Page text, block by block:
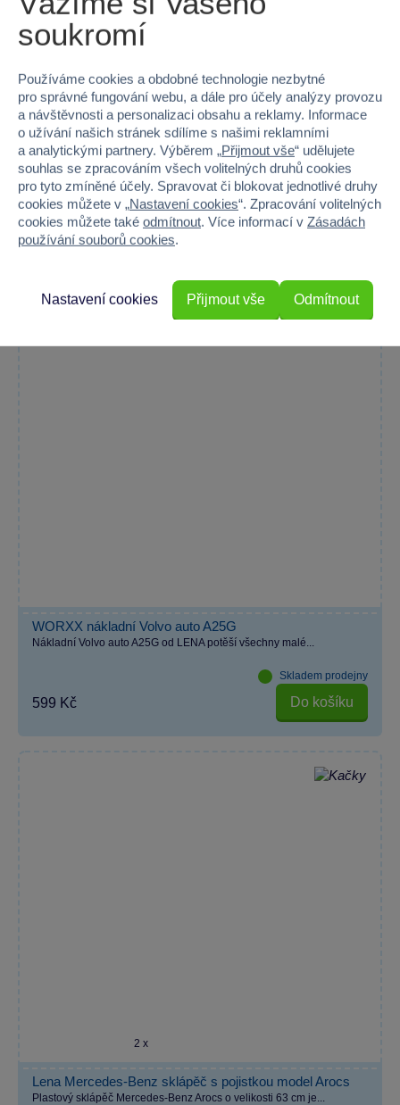
1 x
Lena Traktor se lžící a bagrem červený
Kvalitní červený traktor s lžící a bagrem, ideální pro malé...
Skladem prodejny
649 Kč
WORXX nákladní Volvo auto A25G
Nákladní Volvo auto A25G od LENA potěší všechny malé...
Skladem prodejny
599 Kč Do košíku
2 x
Lena Mercedes-Benz sklápěč s pojistkou model Arocs
Plastový sklápěč Mercedes-Benz Arocs o velikosti 63 cm je...
soukromí
Používáme cookies a obdobné technologie nezbytné
pro správné fungování webu, a dále pro účely analýzy provozu
a návštěvnosti a personalizaci obsahu a reklamy. Informace
o užívání našich stránek sdílíme s našimi reklamními
a analytickými partnery. Výběrem „Přijmout vše“ udělujete
souhlas se zpracováním všech volitelných druhů cookies
pro tyto zmíněné účely. Spravovat či blokovat jednotlivé druhy
cookies můžete v „Nastavení cookies“. Zpracování volitelných
cookies můžete také odmítnout. Více informací v Zásadách
používání souborů cookies.
Odmítnout
Nastavení cookies Přijmout vše